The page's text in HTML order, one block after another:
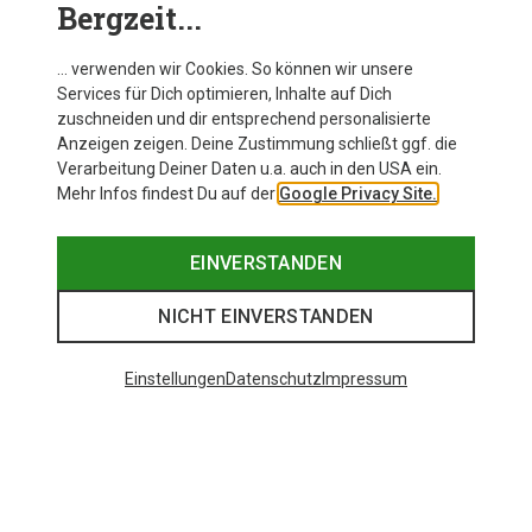
Bergzeit...
… verwenden wir Cookies. So können wir unsere
Services für Dich optimieren, Inhalte auf Dich
zuschneiden und dir entsprechend personalisierte
Anzeigen zeigen. Deine Zustimmung schließt ggf. die
Verarbeitung Deiner Daten u.a. auch in den USA ein.
Mehr Infos findest Du auf der Google Privacy Site.
EINVERSTANDEN
NICHT EINVERSTANDEN
EinstellungenDatenschutz Impressum